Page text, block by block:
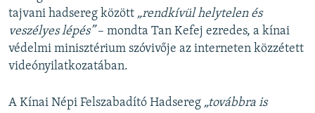
tajvani hadsereg között „rendkívül helytelen és
veszélyes lépés”– mondta Tan Kefej ezredes, a kínai
védelmi minisztérium szóvivője az interneten közzétett
videónyilatkozatában.
A Kínai Népi Felszabadító Hadsereg „továbbra is